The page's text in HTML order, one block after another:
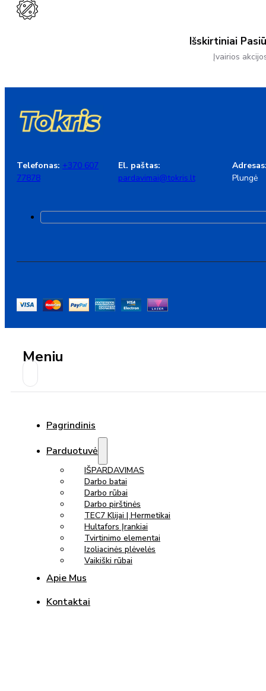
Išskirtiniai
Įvairios
Telefonas: +370 607
77878
El. paštas:
pardavimai@tokris.lt
Plungė
Meniu
Pagrindinis
Parduotuvė
IŠPARDAVIMAS
Darbo batai
Darbo rūbai
Darbo pirštinės
TEC7 Klijai | Hermetikai
Hultafors Įrankiai
Tvirtinimo elementai
Izoliacinės plėvelės
Vaikiški rūbai
Apie Mus
Kontaktai